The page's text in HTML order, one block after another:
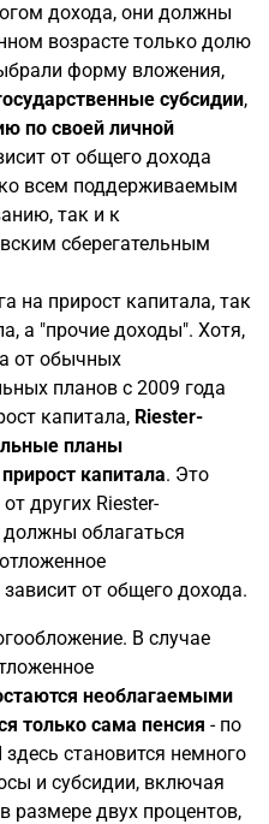
дохода, они должны
возрасте только долю
форму вложения,
субсидии,
по своей личной
от общего дохода
ко всем поддерживаемым
так и к
сберегательным
на прирост капитала, так
а "прочие доходы". Хотя,
от обычных
планов с 2009 года
капитала, Riester-
планы
капитала. Это
других Riester-
облагаться
от общего дохода.
В случае
необлагаемыми
только сама пенсия - по
становится немного
и субсидии, включая
размере двух процентов,